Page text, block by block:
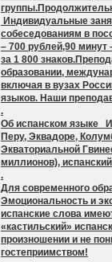
Индивидуальные
собеседованиям в
– 700 рублей,90
за 1 800
образовании,
включая в вузах
языков. Наши
.
Об испанском языке
Перу, Эквадоре,
Экваториальной
миллионов),
.
Для современного
Эмоциональность и
испанские слова
«кастильский»
произношении и не
гостеприимством!